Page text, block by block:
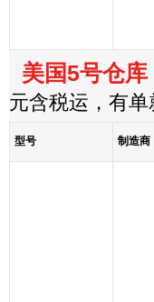
美国5号仓库
元含税运，有
型号 制造商